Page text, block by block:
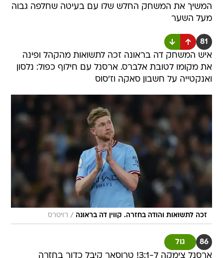
המשיך את המשחק החלש שלו עם בעיטה שחלפה גבוה
מעל השער
81
איש המשחק דה בראונה זכה לתשואות מהקהל ופינה
את מקומו לטובת אלברס. ארסנל עם חילוף כפול: נלסון
ואנקטייה על חשבון סאקה וז'סוס
זכה לתשואות והודה בחזרה. קווין דה בראונה / רויטרס
86 גול
ארסנל צימקה ל-3:1! טרוסאר קיבל כדור בחזרה